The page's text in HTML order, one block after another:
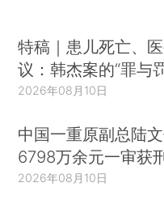
特稿｜患儿死亡、
议：韩杰案的“罪与
2026年08月10日
中国一重原副总陆
6798万余元一审获
2026年08月10日